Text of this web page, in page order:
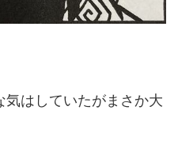
気はしていたがまさか大